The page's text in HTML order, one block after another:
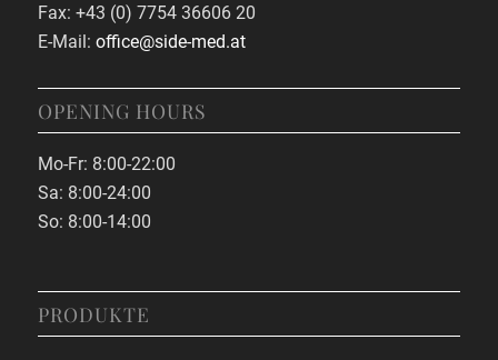
Fax: +43 (0) 7754 36606 20
E-Mail: office@side-med.at
OPENING HOURS
Mo-Fr: 8:00-22:00
Sa: 8:00-24:00
So: 8:00-14:00
PRODUKTE